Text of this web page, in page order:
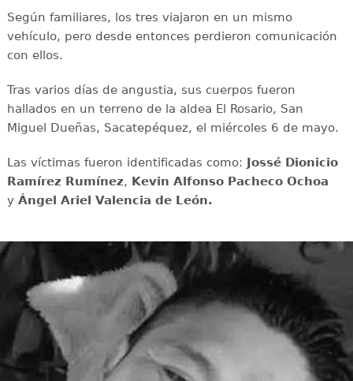
Según familiares, los tres viajaron en un mismo
vehículo, pero desde entonces perdieron comunicación
con ellos.
Tras varios días de angustia, sus cuerpos fueron
hallados en un terreno de la aldea El Rosario, San
Miguel Dueñas, Sacatepéquez, el miércoles 6 de mayo.
Las víctimas fueron identificadas como: Jossé Dionicio
Ramírez Rumínez, Kevin Alfonso Pacheco Ochoa
y Ángel Ariel Valencia de León.